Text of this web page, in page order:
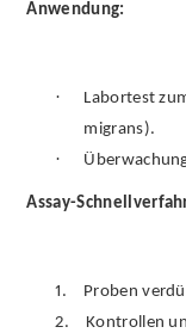
Anwendung:
·
Labortest
migrans).
·
Assay-
1.
Proben
2.
Kontrollen